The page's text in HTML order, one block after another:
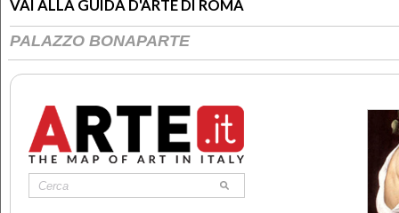
VAI ALLA GUIDA D'ARTE DI ROMA
PALAZZO BONAPARTE